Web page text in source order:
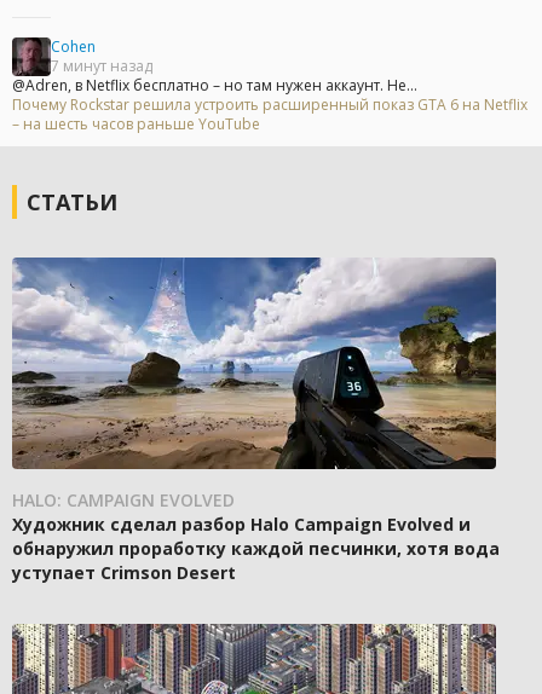
Cohen
7 минут назад
@Adren, в Netflix бесплатно – но там нужен аккаунт. Не...
Почему Rockstar решила устроить расширенный показ GTA 6 на Netflix
– на шесть часов раньше YouTube
СТАТЬИ
HALO: CAMPAIGN EVOLVED
Художник сделал разбор Halo Campaign Evolved и
обнаружил проработку каждой песчинки, хотя вода
уступает Crimson Desert